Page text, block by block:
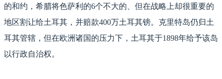
的和约，希腊将色萨利的6个不大的、但在战略上却很重要的
地区割让给土耳其，并赔款400万土耳其镑。克里特岛仍归土
耳其管辖，但在欧洲诸国的压力下，土耳其于1898年给予该岛
以行政自治权。